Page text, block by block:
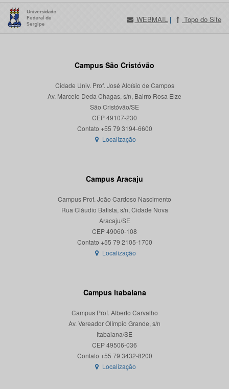
WEBMAIL | Topo do Site
Campus São Cristóvão
Cidade Univ. Prof. José Aloísio de Campos
Av. Marcelo Deda Chagas, s/n, Bairro Rosa Elze
São Cristóvão/SE
CEP 49107-230
Localização
Campus Aracaju
Campus Prof. João Cardoso Nascimento
Rua Cláudio Batista, s/n, Cidade Nova
Aracaju/SE
CEP 49060-108
Localização
Campus Itabaiana
Campus Prof. Alberto Carvalho
Av. Vereador Olímpio Grande, s/n
Itabaiana/SE
CEP 49506-036
Localização